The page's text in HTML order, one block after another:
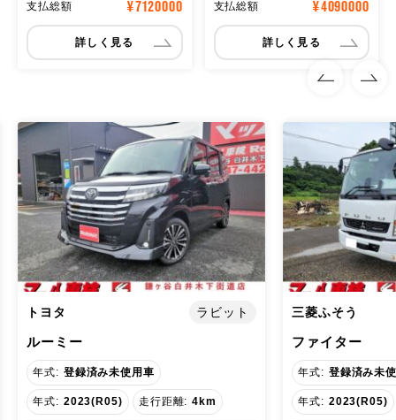
支払総額 ¥7120000
詳しく見る
支払総額 ¥4090000
詳しく見る
三菱ふそう ラビット
ファイター
年式: 登録済み未使用車
年式: 2023(R05) 走行距離: 215km
三菱ふそう
キャンター ３
年式: 登録済み未
年式: 2023(R05)